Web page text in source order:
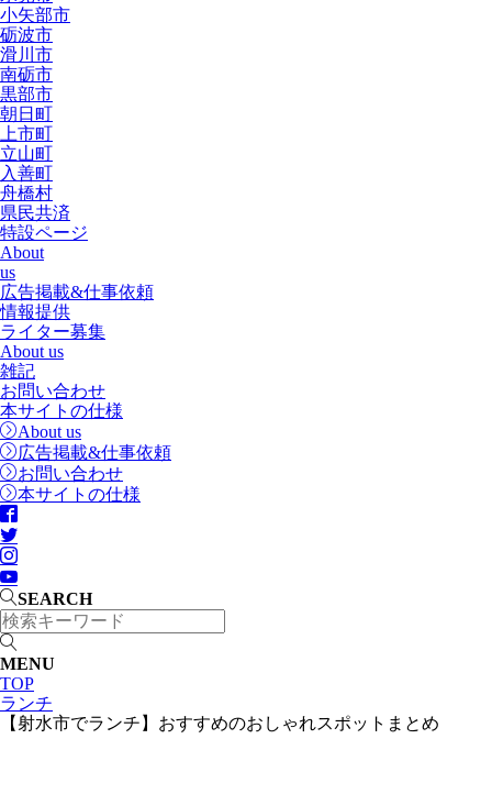
小矢部市
砺波市
滑川市
南砺市
黒部市
朝日町
上市町
立山町
入善町
舟橋村
県民共済
特設ページ
About
us
広告掲載&仕事依頼
情報提供
ライター募集
About us
雑記
お問い合わせ
本サイトの仕様
About us
広告掲載&仕事依頼
お問い合わせ
本サイトの仕様
SEARCH
MENU
TOP
ランチ
【射水市でランチ】おすすめのおしゃれスポットまとめ